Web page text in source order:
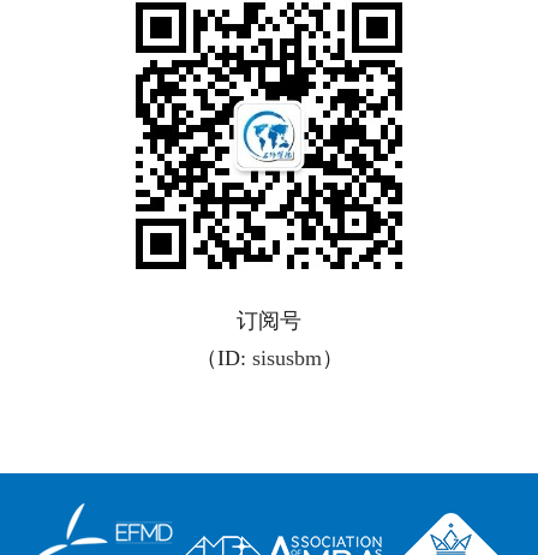
订阅号
（ID: sisusbm ）